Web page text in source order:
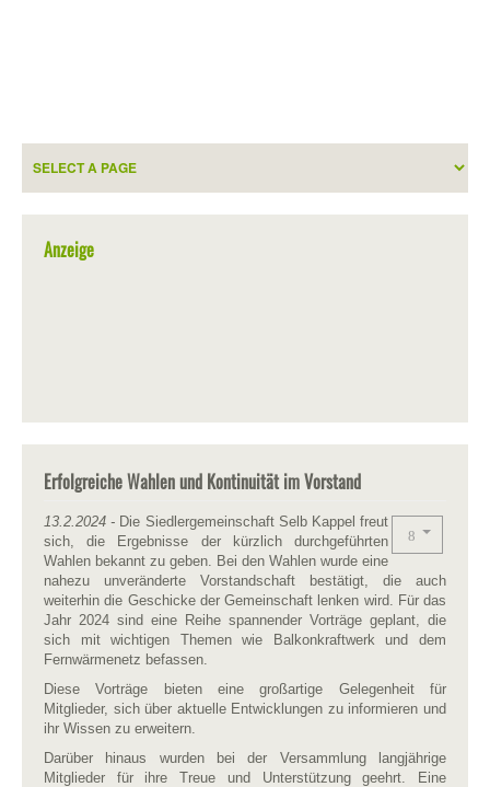
Anzeige
Erfolgreiche Wahlen und Kontinuität im Vorstand
13.2.2024 - Die Siedlergemeinschaft Selb Kappel freut
sich, die Ergebnisse der kürzlich durchgeführten
Wahlen bekannt zu geben. Bei den Wahlen wurde eine
nahezu unveränderte Vorstandschaft bestätigt, die auch
weiterhin die Geschicke der Gemeinschaft lenken wird. Für das
Jahr 2024 sind eine Reihe spannender Vorträge geplant, die
sich mit wichtigen Themen wie Balkonkraftwerk und dem
Fernwärmenetz befassen.
Diese Vorträge bieten eine großartige Gelegenheit für
Mitglieder, sich über aktuelle Entwicklungen zu informieren und
ihr Wissen zu erweitern.
Darüber hinaus wurden bei der Versammlung langjährige
Mitglieder für ihre Treue und Unterstützung geehrt. Eine